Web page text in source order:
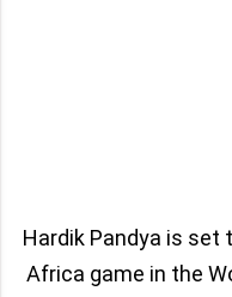
Hardik Pandya is set
Africa game in the